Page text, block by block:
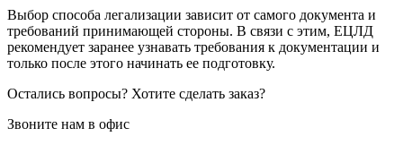
Выбор способа легализации зависит от самого документа и
требований принимающей стороны. В связи с этим, ЕЦЛД
рекомендует заранее узнавать требования к документации и
только после этого начинать ее подготовку.
Остались вопросы? Хотите сделать заказ?
Звоните нам в офис